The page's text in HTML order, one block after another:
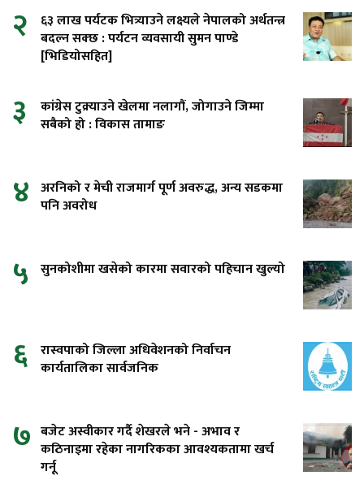
२
६३ लाख पर्यटक भित्र्याउने लक्ष्यले नेपालको अर्थतन्त्र
बदल्न सक्छ : पर्यटन व्यवसायी सुमन पाण्डे
[भिडियोसहित]
३
कांग्रेस टुक्र्याउने खेलमा नलागौं, जोगाउने जिम्मा
सबैको हो : विकास तामाङ
४ अरनिको र मेची राजमार्ग पूर्ण अवरुद्ध, अन्य सडकमा
पनि अवरोध
५ सुनकोशीमा खसेको कारमा सवारको पहिचान खुल्यो
६ रास्वपाको जिल्ला अधिवेशनको निर्वाचन
कार्यतालिका सार्वजनिक
७ बजेट अस्वीकार गर्दै शेखरले भने - अभाव र
कठिनाइमा रहेका नागरिकका आवश्यकतामा खर्च
गर्नू